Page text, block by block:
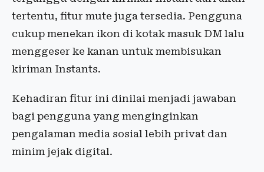
tertentu, fitur mute juga tersedia. Pengguna
cukup menekan ikon di kotak masuk DM lalu
menggeser ke kanan untuk membisukan
kiriman Instants.
Kehadiran fitur ini dinilai menjadi jawaban
bagi pengguna yang menginginkan
pengalaman media sosial lebih privat dan
minim jejak digital.